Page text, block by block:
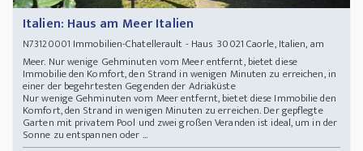
Italien: Haus am Meer Italien
N73120001 Immobilien-Chatellerault - Haus 30021 Caorle, Italien, am
Meer. Nur wenige Gehminuten vom Meer entfernt, bietet diese
Immobilie den Komfort, den Strand in wenigen Minuten zu erreichen, in
einer der begehrtesten Gegenden der Adriaküste
Nur wenige Gehminuten vom Meer entfernt, bietet diese Immobilie den
Komfort, den Strand in wenigen Minuten zu erreichen. Der gepflegte
Garten mit privatem Pool und zwei großen Veranden ist ideal, um in der
Sonne zu entspannen oder ...